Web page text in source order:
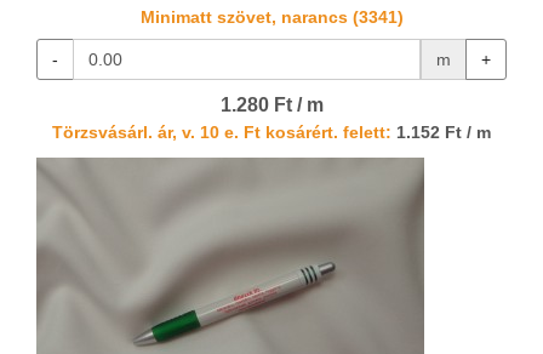
Minimatt szövet, narancs (3341)
- m +
1.280 Ft / m
Törzsvásárl. ár, v. 10 e. Ft kosárért. felett: 1.152 Ft / m